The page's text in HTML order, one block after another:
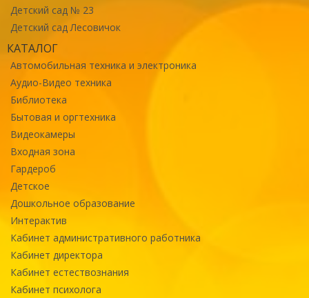
Детский сад № 23
Детский сад Лесовичок
КАТАЛОГ
Автомобильная техника и электроника
Аудио-Видео техника
Библиотека
Бытовая и оргтехника
Видеокамеры
Входная зона
Гардероб
Детское
Дошкольное образование
Интерактив
Кабинет административного работника
Кабинет директора
Кабинет естествознания
Кабинет психолога